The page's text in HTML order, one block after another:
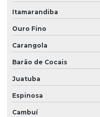
Itamarandiba
Ouro Fino
Carangola
Barão de Cocais
Juatuba
Espinosa
Cambuí